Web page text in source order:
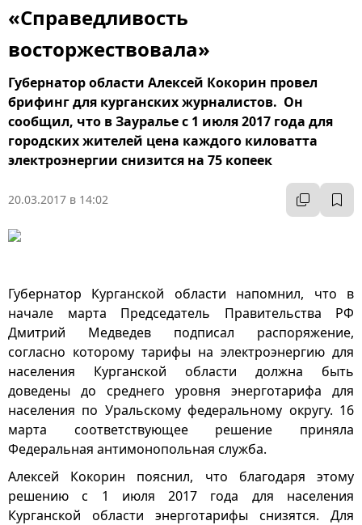
«Справедливость
восторжествовала»
Губернатор области Алексей Кокорин провел
брифинг для курганских журналистов. Он
сообщил, что в Зауралье с 1 июля 2017 года для
городских жителей цена каждого киловатта
электроэнергии снизится на 75 копеек
20.03.2017 в 14:02
Губернатор Курганской области напомнил, что в
начале марта Председатель Правительства РФ
Дмитрий Медведев подписал распоряжение,
согласно которому тарифы на электроэнергию для
населения Курганской области должна быть
доведены до среднего уровня энерготарифа для
населения по Уральскому федеральному округу. 16
марта соответствующее решение приняла
Федеральная антимонопольная служба.
Алексей Кокорин пояснил, что благодаря этому
решению с 1 июля 2017 года для населения
Курганской области энерготарифы снизятся. Для